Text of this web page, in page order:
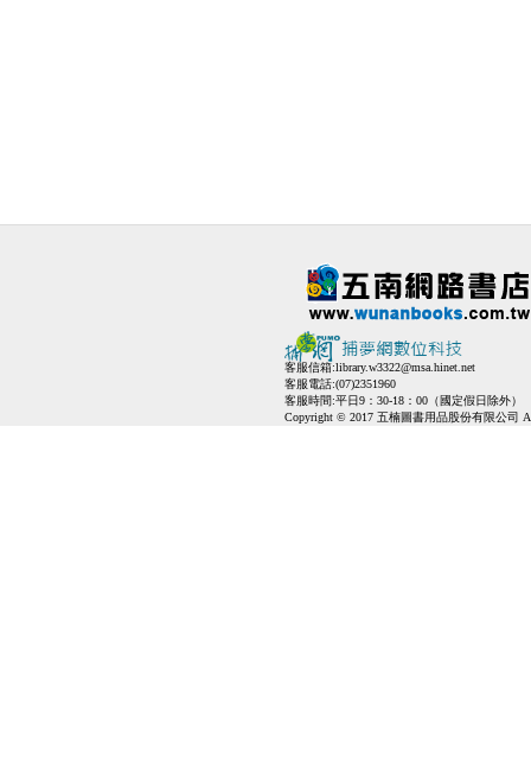
客服信箱:library.w3322@msa.hinet.net
客服電話:(07)2351960
客服時間:平日9：30-18：00（國定假日除外）
Copyright © 2017 五楠圖書用品股份有限公司